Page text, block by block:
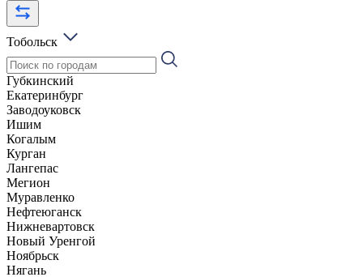
Тобольск
Губкинский
Екатеринбург
Заводоуковск
Ишим
Когалым
Курган
Лангепас
Мегион
Муравленко
Нефтеюганск
Нижневартовск
Новый Уренгой
Ноябрьск
Нягань